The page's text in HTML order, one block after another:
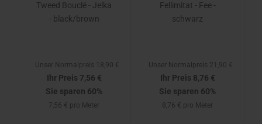
Tweed Bouclé - Jelka
- black/brown
Unser Normalpreis 18,90 €
Ihr Preis 7,56 €
Sie sparen 60%
7,56 € pro Meter
Fellimitat - Fee -
schwarz
Unser Normalpreis 21,90 €
Ihr Preis 8,76 €
Sie sparen 60%
8,76 € pro Meter